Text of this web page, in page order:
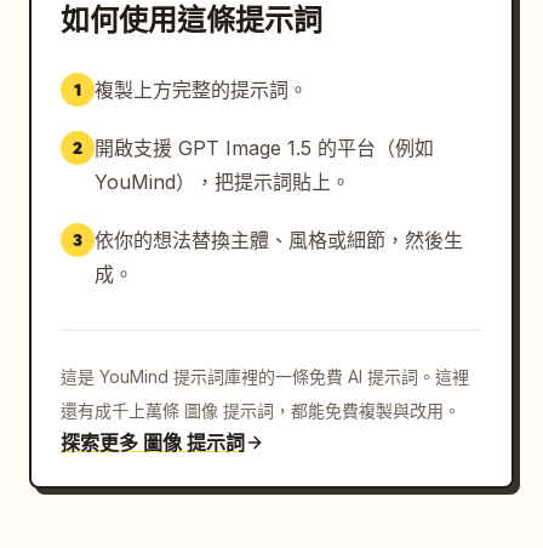
如何使用這條提示詞
1 複製上方完整的提示詞。
2
開啟支援 GPT Image 1.5 的平台（例如
YouMind），把提示詞貼上。
3 依你的想法替換主體、風格或細節，然後生
成。
這是 YouMind 提示詞庫裡的一條免費 AI 提示詞。這裡
還有成千上萬條 圖像 提示詞，都能免費複製與改用。
探索更多 圖像 提示詞